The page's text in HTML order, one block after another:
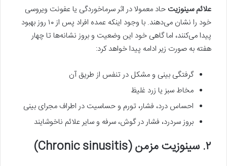
علائم سینوزیت حاد معمولا در اثر سرماخوردگی یا عفونت ویروسی
خود را نشان می‌دهند. با وجود اینکه عمده‌ افراد پس از ۱۰ روز بهبود
پیدا می‌کنند، اما گاهی خود این وضعیت و بروز نشانه‌ها تا چهار
هفته به صورت زیر ادامه پیدا خواهد کرد:
گرفتگی بینی و مشکل در تنفس از طریق آن
مخاط سبز یا زرد غلیظ
احساس درد، فشار، تورم و حساسیت در اطراف مجرای بینی
بروز سردرد، فشار در گوش، سرفه و سایر علائم ناخوشایند
۲. سینوزیت مزمن (Chronic sinusitis)